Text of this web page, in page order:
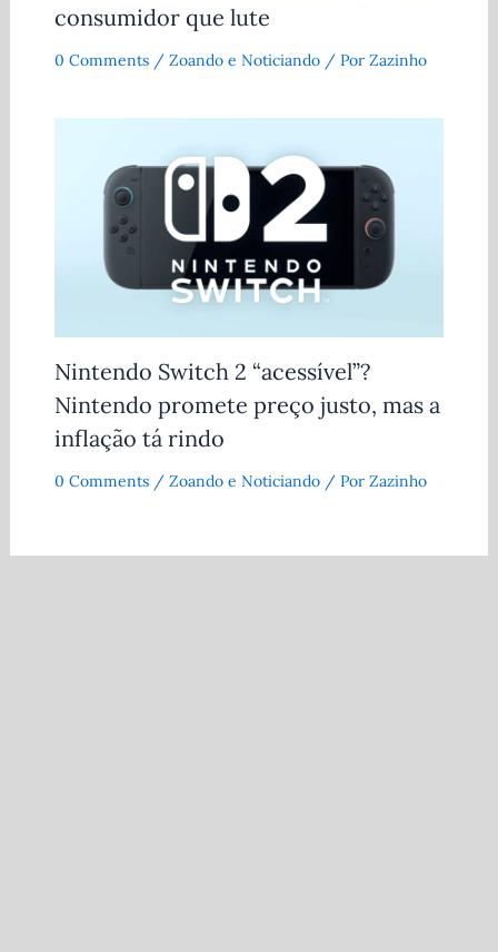
consumidor que lute
0 Comments / Zoando e Noticiando/ Por Zazinho
Nintendo Switch 2 “acessível”?
Nintendo promete preço justo, mas a
inflação tá rindo
0 Comments / Zoando e Noticiando/ Por Zazinho